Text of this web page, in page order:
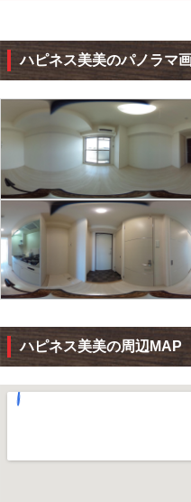
ハピネス美美のパノラマ
ハピネス美美の周辺MAP